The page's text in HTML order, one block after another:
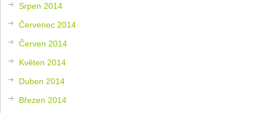
Srpen 2014
Červenec 2014
Červen 2014
Květen 2014
Duben 2014
Březen 2014